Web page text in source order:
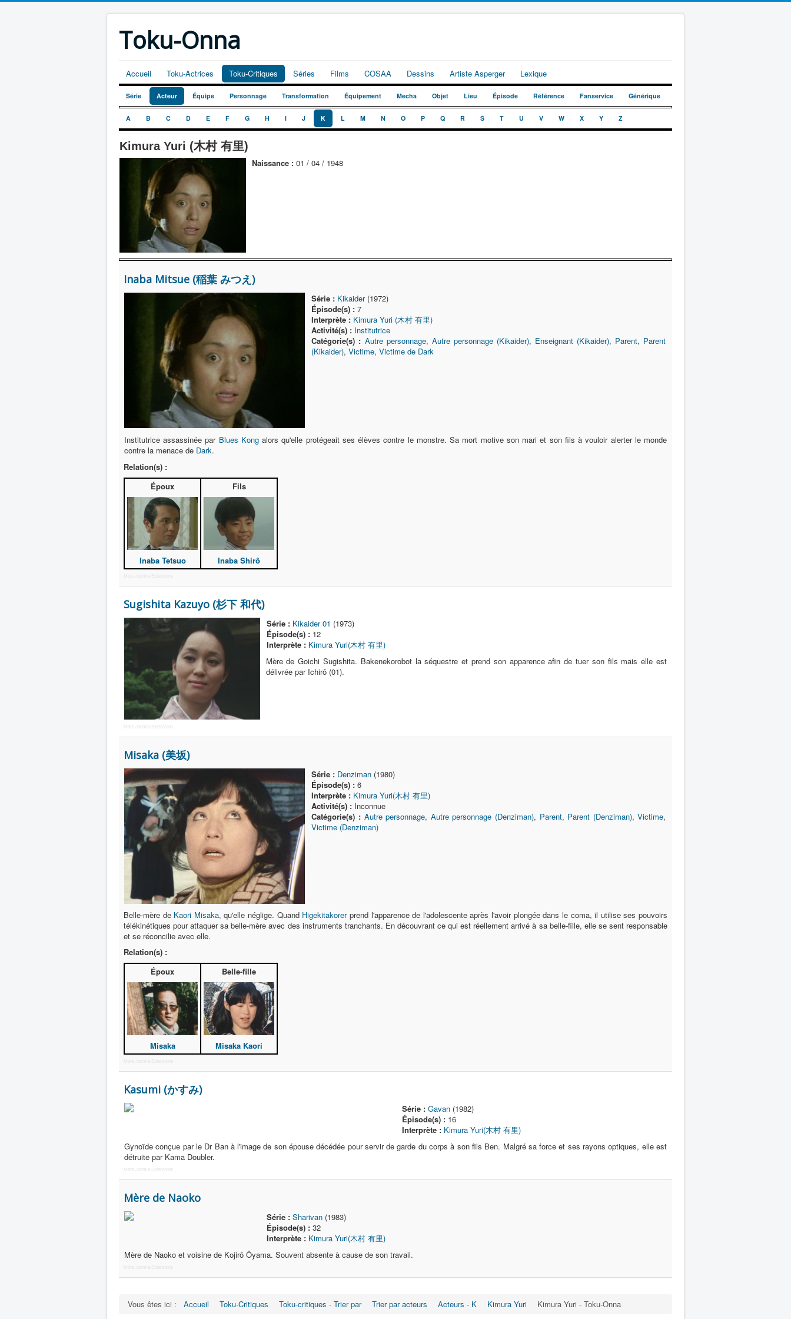
Toku-Onna
Accueil Toku-Actrices Toku-Critiques Séries Films COSAA Dessins Artiste Asperger Lexique
Série Acteur Équipe Personnage Transformation Équipement Mecha Objet Lieu Épisode Référence Fanservice Générique
A B C D E F G H I J K L M N O P Q R S T U V W X Y Z
Kimura Yuri (木村 有里)
Naissance : 01 / 04 / 1948
Inaba Mitsue (稲葉 みつえ)
Série : Kikaider(1972)
Épisode(s) : 7
Interprète : Kimura Yuri (木村 有里)
Activité(s) : Institutrice
Catégorie(s) : Autre personnage, Autre personnage (Kikaider), Enseignant (Kikaider), Parent, Parent
(Kikaider),Victime,Victime de Dark
Institutrice assassinée par Blues Kongalors qu'elle protégeait ses élèves contre le monstre. Sa mort motive son mari et son fils à vouloir alerter le monde
contre la menace de Dark.
Relation(s) :
Époux
Inaba Tetsuo
Fils
Inaba Shirô
More Joomla Extensions
Sugishita Kazuyo (杉下 和代)
Série : Kikaider 01 (1973)
Épisode(s) :12
Interprète : Kimura Yuri(木村 有里)
Mère de Goichi Sugishita. Bakenekorobot la séquestre et prend son apparence afin de tuer son fils mais elle est
délivrée par Ichirô (01).
More Joomla Extensions
Misaka (美坂)
Série : Denziman (1980)
Épisode(s) : 6
Interprète : Kimura Yuri(木村 有里)
Activité(s) : Inconnue
Catégorie(s) : Autre personnage, Autre personnage (Denziman), Parent, Parent (Denziman),Victime,
Victime (Denziman)
Belle-mère de Kaori Misaka, qu'elle néglige. Quand Higekitakorerprend l'apparence de l'adolescente après l'avoir plongée dans le coma, il utilise ses pouvoirs
télékinétiques pour attaquer sa belle-mère avec des instruments tranchants. En découvrant ce qui est réellement arrivé à sa belle-fille, elle se sent responsable
et se réconcilie avec elle.
Relation(s) :
Époux
Misaka
Belle-fille
Misaka Kaori
More Joomla Extensions
Kasumi (かすみ)
Série : Gavan (1982)
Épisode(s) : 16
Interprète : Kimura Yuri(木村 有里)
Gynoïde conçue par le Dr Ban à l'image de son épouse décédée pour servir de garde du corps à son fils Ben. Malgré sa force et ses rayons optiques, elle est
détruite par Kama Doubler.
More Joomla Extensions
Mère de Naoko
Série : Sharivan(1983)
Épisode(s) :32
Interprète : Kimura Yuri(木村 有里)
Mère de Naoko et voisine de Kojirô Ôyama. Souvent absente à cause de son travail.
More Joomla Extensions
Vous êtes ici : Accueil Toku-Critiques Toku-critiques - Trier par Trier par acteurs Acteurs - K Kimura Yuri Kimura Yuri - Toku-Onna